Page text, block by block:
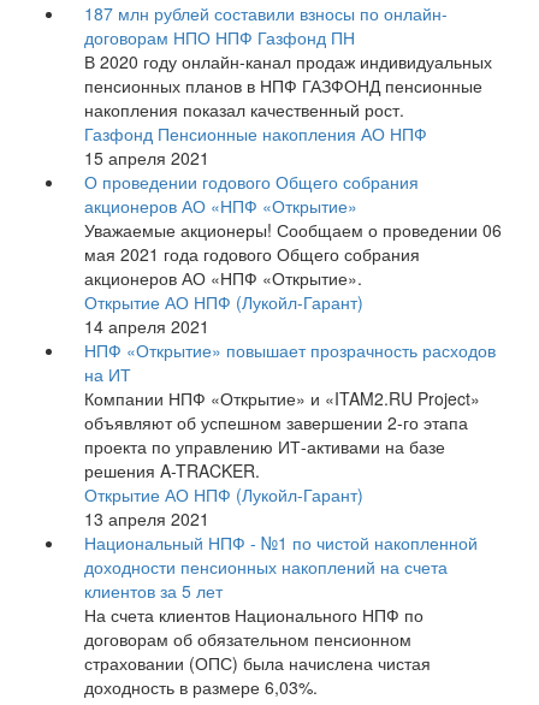
187 млн рублей составили взносы по онлайн-
договорам НПО НПФ Газфонд ПН
В 2020 году онлайн-канал продаж индивидуальных
пенсионных планов в НПФ ГАЗФОНД пенсионные
накопления показал качественный рост.
Газфонд Пенсионные накопления АО НПФ
15 апреля 2021
О проведении годового Общего собрания
акционеров АО «НПФ «Открытие»
Уважаемые акционеры! Сообщаем о проведении 06
мая 2021 года годового Общего собрания
акционеров АО «НПФ «Открытие».
Открытие АО НПФ (Лукойл-Гарант)
14 апреля 2021
НПФ «Открытие» повышает прозрачность расходов
на ИТ
Компании НПФ «Открытие» и «ITAM2.RU Project»
объявляют об успешном завершении 2-го этапа
проекта по управлению ИТ-активами на базе
решения A-TRACKER.
Открытие АО НПФ (Лукойл-Гарант)
13 апреля 2021
Национальный НПФ - №1 по чистой накопленной
доходности пенсионных накоплений на счета
клиентов за 5 лет
На счета клиентов Национального НПФ по
договорам об обязательном пенсионном
страховании (ОПС) была начислена чистая
доходность в размере 6,03%.